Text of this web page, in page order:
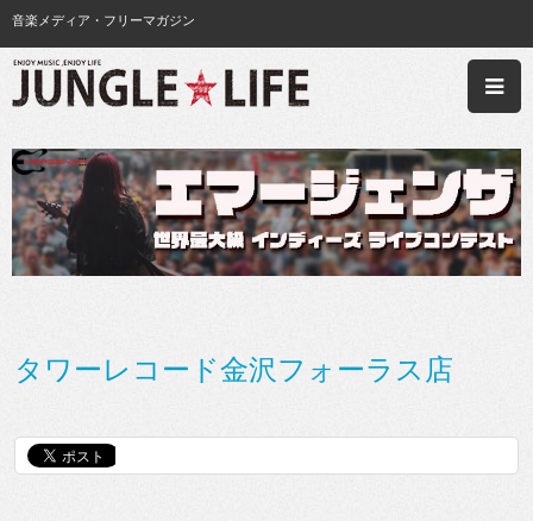
音楽メディア・フリーマガジン
タワーレコード金沢フォーラス店